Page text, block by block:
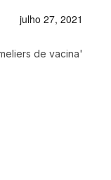
julho 27, 2021